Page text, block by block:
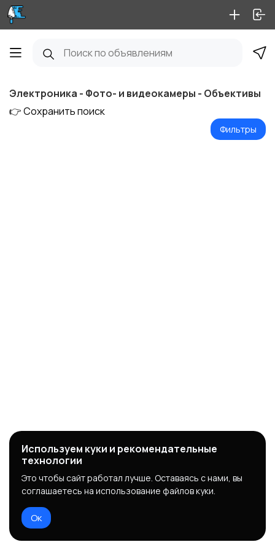
Электроника - Фото- и видеокамеры - Объективы
👉 Сохранить поиск
Фильтры
Используем куки и рекомендательные
технологии
Это чтобы сайт работал лучше. Оставаясь с нами, вы
соглашаетесь на использование файлов куки.
Ок